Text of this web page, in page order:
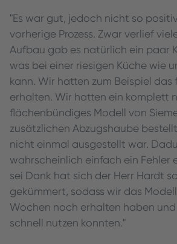
"Es war gut, jedoch nicht so
vorherige Prozess. Zwar verlief
Aufbau gab es natürlich ein paar
was bei einer riesigen Küche wie
kann. Wir hatten zum Beispiel das
erhalten. Wir hatten ein komplett
flächenbündiges Modell von
zusätzlichen Abzugshaube
nicht einmal ausgestellt war.
wahrscheinlich einfach ein Fehler
sei Dank hat sich der Herr Hardt
gekümmert, sodass wir das
Wochen noch erhalten haben
schnell nutzen konnten."